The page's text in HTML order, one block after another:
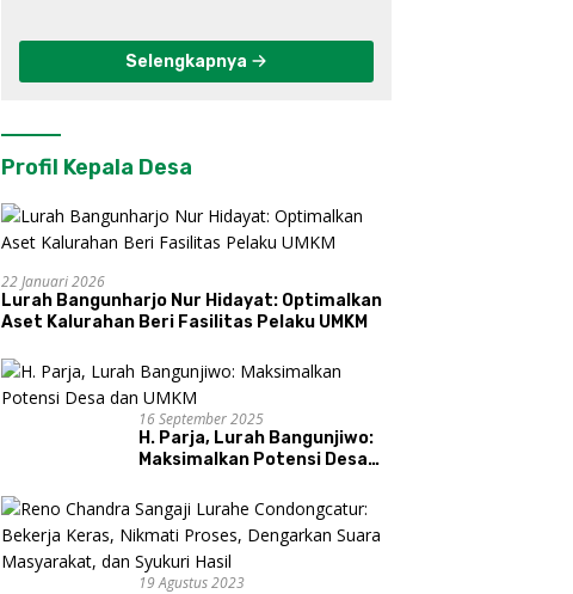
Selengkapnya
Profil Kepala Desa
22 Januari 2026
Lurah Bangunharjo Nur Hidayat: Optimalkan
Aset Kalurahan Beri Fasilitas Pelaku UMKM
16 September 2025
H. Parja, Lurah Bangunjiwo:
Maksimalkan Potensi Desa
19 Agustus 2023